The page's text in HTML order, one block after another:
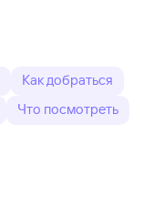
Как добраться
Что посмотреть